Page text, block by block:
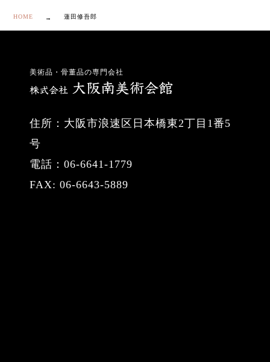
HOME 蓮田修吾郎
美術品・骨董品の専門会社
住所：大阪市浪速区日本橋東2丁目1番5
号
電話：06-6641-1779
FAX: 06-6643-5889